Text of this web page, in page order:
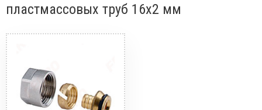
пластмассовых труб 16x2 мм